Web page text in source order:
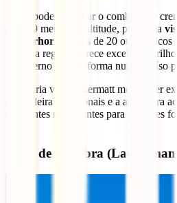
Aqui, podes apanhar o comboio de
a 3.089 metros de altitude, para uma
Matterhorn
e mais de 20 outros picos
verão, a região oferece excelentes
no inverno se transforma num paraíso
A própria vila de Zermatt merece ser
de madeira tradicionais e a atmosfera
excelentes restaurantes para provares
Lago de Genebra (Lac Léman)